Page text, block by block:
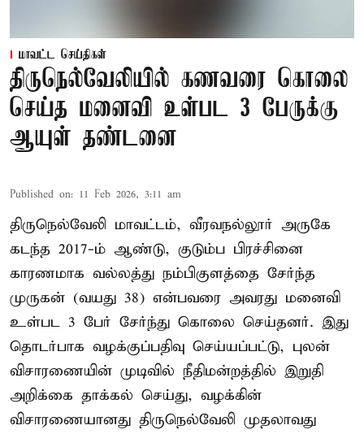
மாவட்ட செய்திகள்
திருநெல்வேலியில் கணவரை கொலை
செய்த மனைவி உள்பட 3 பேருக்கு
ஆயுள் தண்டனை
Published on: 11 Feb 2026, 3:11 am
திருநெல்வேலி மாவட்டம், வீரவநல்லூர் அருகே
கடந்த 2017-ம் ஆண்டு, குடும்ப பிரச்சினை
காரணமாக வல்லத்து நம்பிகுளத்தை சேர்ந்த
முருகன் (வயது 38) என்பவரை அவரது மனைவி
உள்பட 3 பேர் சேர்ந்து கொலை செய்தனர். இது
தொடர்பாக வழக்குப்பதிவு செய்யப்பட்டு, புலன்
விசாரணையின் முடிவில் நீதிமன்றத்தில் இறுதி
அறிக்கை தாக்கல் செய்து, வழக்கின்
விசாரணையானது திருநெல்வேலி முதலாவது